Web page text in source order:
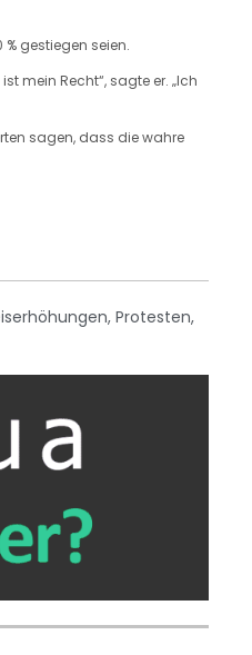
gestiegen seien.
mein Recht“, sagte er. „Ich
sagen, dass die wahre
, Protesten,